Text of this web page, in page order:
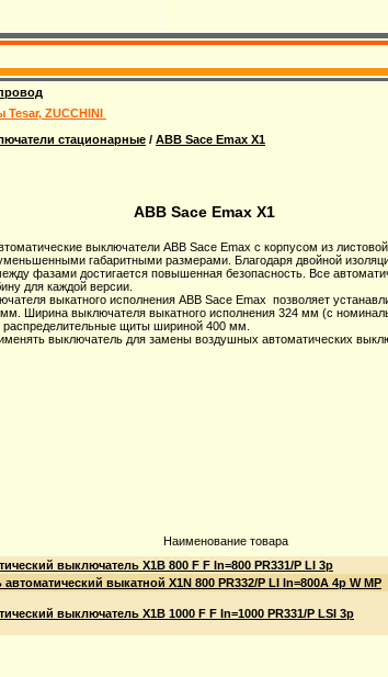
ZUCCHINI
стационарные / ABB Sace Emax X1
ABB Sace Emax X1
выключатели ABB Sace Emax с корпусом из
габаритными размерами. Благодаря двойной
фазами достигается повышенная безопасность. Все
для каждой версии.
выкатного исполнения ABB Sace Emax позволяет
мм. Ширина выключателя выкатного исполнения 324 мм (с
распределительные щиты шириной 400 мм.
выключатель для замены воздушных автоматических
Наименование товара
выключатель X1B 800 F F In=800 PR331/P LI 3p
выкатной X1N 800 PR332/P LI In=800A 4p W MP
выключатель X1B 1000 F F In=1000 PR331/P LSI 3p